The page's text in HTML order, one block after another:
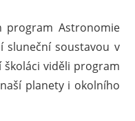
program Astronomie
sluneční soustavou v
školáci viděli program
planety i okolního